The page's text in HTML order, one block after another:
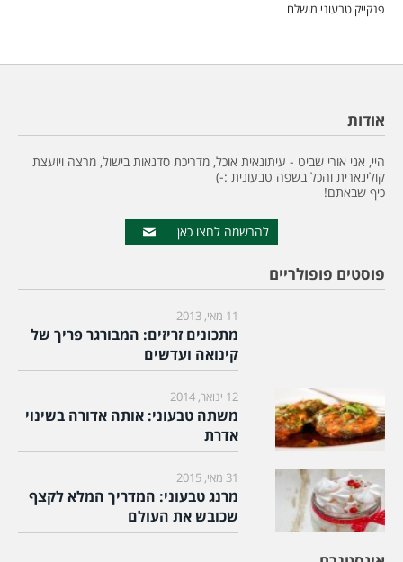
פנקייק טבעוני מושלם
אודות
היי, אני אורי שביט - עיתונאית אוכל, מדריכת סדנאות בישול, מרצה ויועצת
קולינארית והכל בשפה טבעונית :-)
כיף שבאתם!
להרשמה לחצו כאן
פוסטים פופולריים
11 מאי, 2013
מתכונים זריזים: המבורגר פריך של
קינואה ועדשים
12 ינואר, 2014
משתה טבעוני: אותה אדורה בשינוי
אדרת
31 מאי, 2015
מרנג טבעוני: המדריך המלא לקצף
שכובש את העולם